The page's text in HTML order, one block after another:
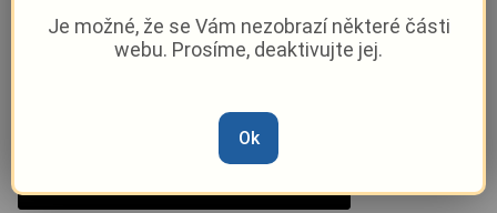
Je možné, že se Vám nezobrazí některé části
webu. Prosíme, deaktivujte jej.
Ok